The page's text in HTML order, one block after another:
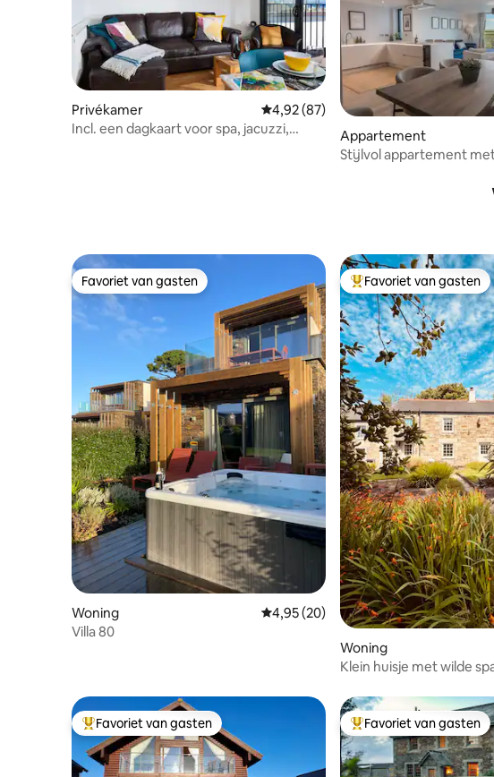
Privékamer Gemiddelde beoordeling van 4,92 uit
4,92 (87)
Incl. een dagkaart voor spa, jacuzzi,
Appartement
Stijlvol appartement
Favoriet van gasten
Favoriet van gasten
Woning Gemiddelde beoordeling van 4,95 uit
4,95 (20)
Villa 80
Topfavoriet van gasten
Favoriet van gasten
Woning
Klein huisje met wilde
Topfavoriet van gasten
Favoriet van gasten Topfavoriet van gasten
Favoriet van gasten